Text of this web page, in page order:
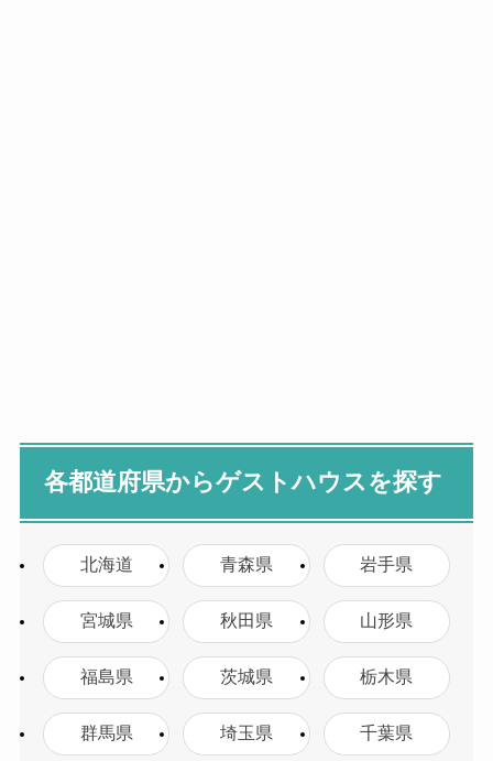
各都道府県からゲストハウスを探す
北海道 青森県 岩手県
宮城県 秋田県 山形県
福島県 茨城県 栃木県
群馬県 埼玉県 千葉県